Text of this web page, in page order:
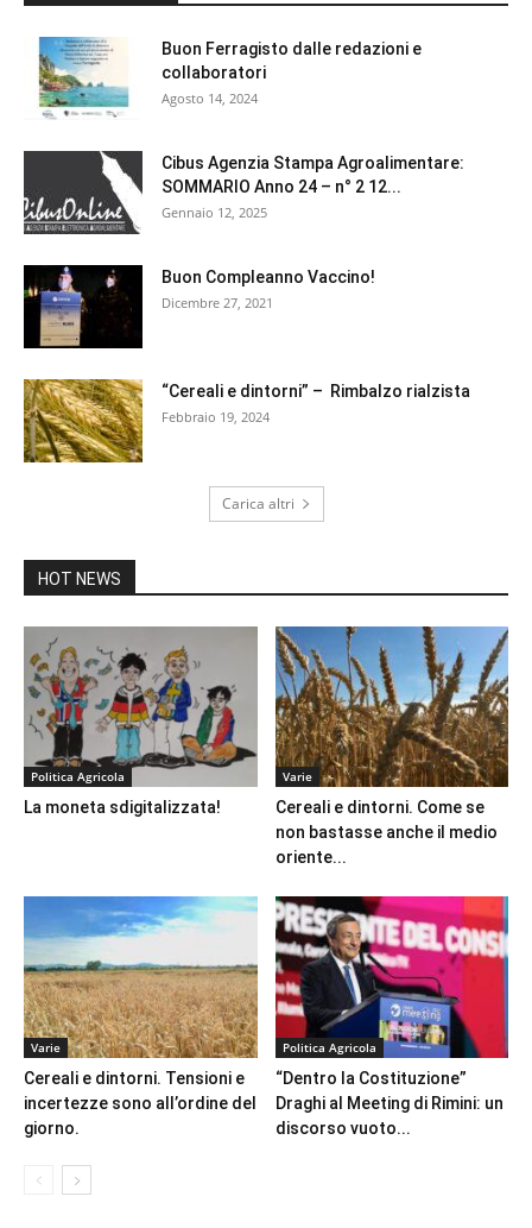
Buon Ferragisto dalle redazioni e
collaboratori
Agosto 14, 2024
Cibus Agenzia Stampa Agroalimentare:
SOMMARIO Anno 24 – n° 2 12...
Gennaio 12, 2025
Buon Compleanno Vaccino!
Dicembre 27, 2021
“Cereali e dintorni” – Rimbalzo rialzista
Febbraio 19, 2024
Carica altri
HOT NEWS
Politica Agricola
La moneta sdigitalizzata!
Varie
Cereali e dintorni. Come se
non bastasse anche il medio
oriente...
Varie
Cereali e dintorni. Tensioni e
incertezze sono all’ordine del
giorno.
Politica Agricola
“Dentro la Costituzione”
Draghi al Meeting di Rimini: un
discorso vuoto...